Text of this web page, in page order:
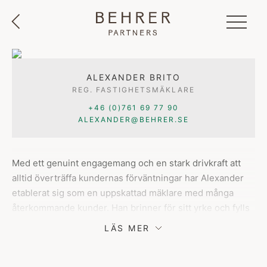
ALEXANDER BRITO
REG. FASTIGHETSMÄKLARE
+46 (0)761 69 77 90
ALEXANDER@BEHRER.SE
Med ett genuint engagemang och en stark drivkraft att
alltid överträffa kundernas förväntningar har Alexander
etablerat sig som en uppskattad mäklare med många
återkommande kunder. Han brinner för sitt yrke och fylls
av energi när kunderna hittar sin drömbostad, ett
LÄS MER